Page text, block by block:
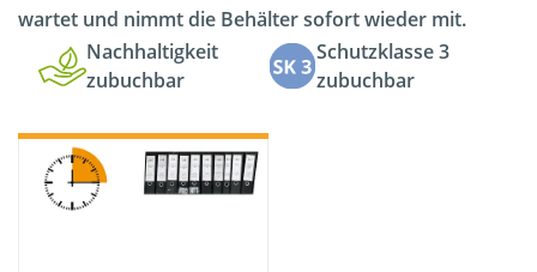
wartet und nimmt die Behälter sofort wieder mit.
Nachhaltigkeit
zubuchbar
Schutzklasse 3
zubuchbar